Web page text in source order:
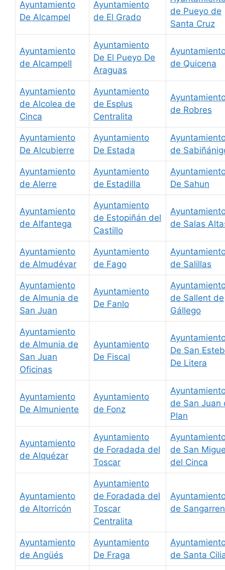
Ayuntamiento
De Alcampel
Ayuntamiento
de El Grado
de Pueyo de
Santa Cruz
Ayuntamiento
de Alcampell
Ayuntamiento
De El Pueyo De
Araguas
de Quicena
Ayuntamiento
de Alcolea de
Cinca
Ayuntamiento
de Esplus
Centralita
de Robres
Ayuntamiento
De Alcubierre
Ayuntamiento
De Estada
de
Ayuntamiento
de Alerre
Ayuntamiento
de Estadilla
De Sahun
Ayuntamiento
de Alfantega
Ayuntamiento
de Estopiñán del
Castillo
de Salas
Ayuntamiento
de Almudévar
Ayuntamiento
de Fago
de Salillas
Ayuntamiento
de Almunia de
San Juan
Ayuntamiento
De Fanlo
de Sallent de
Gállego
Ayuntamiento
de Almunia de
San Juan
Oficinas
Ayuntamiento
De Fiscal
De San
De Litera
Ayuntamiento
De Almuniente
Ayuntamiento
de Fonz
de San Juan
Plan
Ayuntamiento
de Alquézar
Ayuntamiento
de Foradada del
Toscar
de San
del Cinca
Ayuntamiento
de Altorricón
Ayuntamiento
de Foradada del
Toscar
Centralita
de Sangarren
Ayuntamiento
de Angüés
Ayuntamiento
De Fraga
de Santa